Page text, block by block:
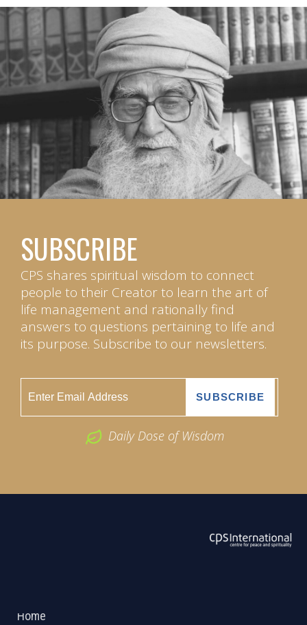
SUBSCRIBE
CPS shares spiritual wisdom to connect
people to their Creator to learn the art of
life management and rationally find
answers to questions pertaining to life and
its purpose. Subscribe to our newsletters.
Daily Dose of Wisdom
Home